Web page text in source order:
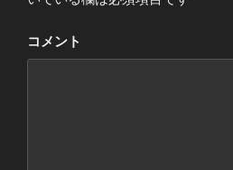
コメント